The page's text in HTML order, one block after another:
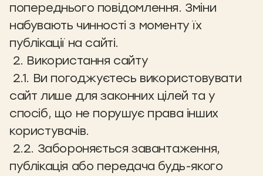
попереднього повідомлення. Зміни
набувають чинності з моменту їх
публікації на сайті.
2. Використання сайту
2.1. Ви погоджуєтесь використовувати
сайт лише для законних цілей та у
спосіб, що не порушує права інших
користувачів.
2.2. Забороняється завантаження,
публікація або передача будь-якого